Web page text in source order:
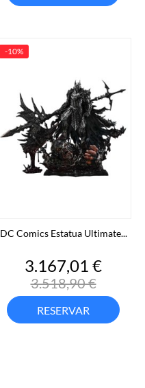
DC Comics Estatua Ultimate...
Precio
3.167,01 €
3.518,90 €
RESERVAR
-10%